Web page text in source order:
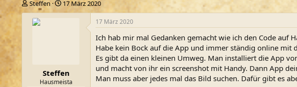
E
r
Steffen
E
r
a
m
17 März 2020
Steffen
Hausmeista
17 März 2020
Ich hab mir mal Gedanken gemacht wie ich den Code auf
Habe kein Bock auf die App und immer ständig online mit
Es gibt da einen kleinen Umweg. Man installiert die App
und macht von ihr ein screenshot mit Handy. Dann App
Man muss aber jedes mal das Bild suchen. Dafür gibt es